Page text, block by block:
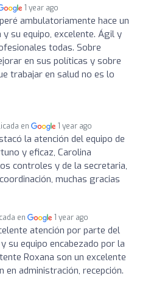
1 year ago
ambulatoriamente hace un
su equipo, excelente. Ágil y
todas. Sobre
en sus políticas y sobre
trabajar en salud no es lo
en 1 year ago
la atención del equipo de
y eficaz, Carolina
controles y de la secretaria,
muchas gracias
en 1 year ago
atención por parte del
su equipo encabezado por la
Roxana son un excelente
en administración, recepción.